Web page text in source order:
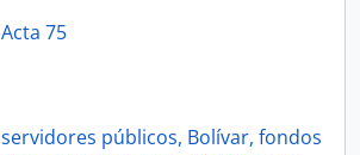
Acta 75
servidores públicos, Bolívar, fondos